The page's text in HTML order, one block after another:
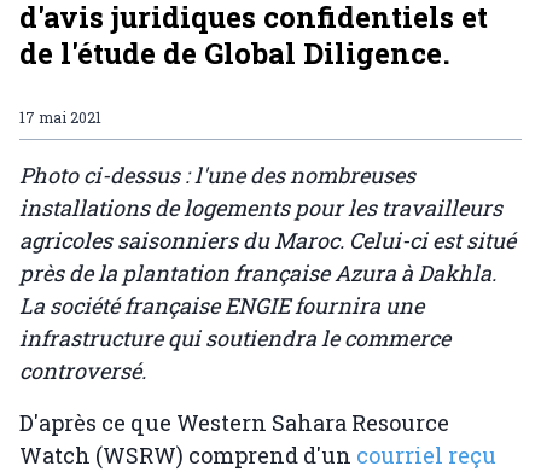
d'avis juridiques confidentiels et
de l'étude de Global Diligence.
17 mai 2021
Photo ci-dessus : l'une des nombreuses
installations de logements pour les travailleurs
agricoles saisonniers du Maroc. Celui-ci est situé
près de la plantation française Azura à Dakhla.
La société française ENGIE fournira une
infrastructure qui soutiendra le commerce
controversé.
D'après ce que Western Sahara Resource
Watch (WSRW) comprend d'un courriel reçu